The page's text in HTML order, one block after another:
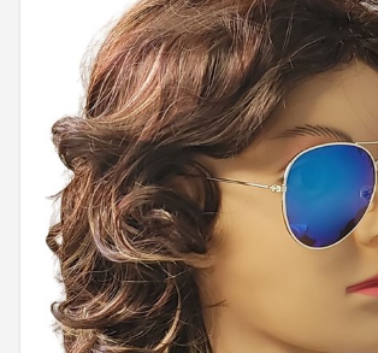
Polaroid
KIMU
Kingseven
Sinner
Montuurtjevoorjou
Fako Fashion®